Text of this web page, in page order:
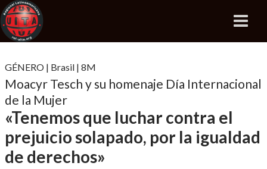
GÉNERO | Brasil | 8M
Moacyr Tesch y su homenaje Día Internacional
de la Mujer
«Tenemos que luchar contra el
prejuicio solapado, por la igualdad
de derechos»